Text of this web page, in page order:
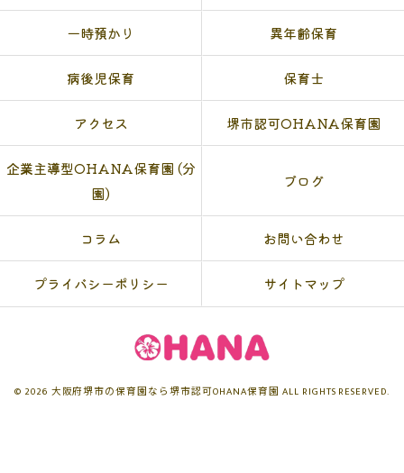
一時預かり 異年齢保育
病後児保育 保育士
アクセス 堺市認可OHANA保育園
企業主導型OHANA保育園 (分
園)
ブログ
コラム お問い合わせ
プライバシーポリシー サイトマップ
© 2026 大阪府堺市の保育園なら堺市認可OHANA保育園 ALL RIGHTS RESERVED.